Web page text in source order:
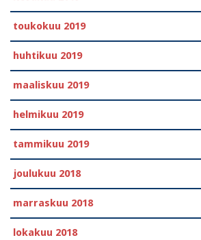
toukokuu 2019
huhtikuu 2019
maaliskuu 2019
helmikuu 2019
tammikuu 2019
joulukuu 2018
marraskuu 2018
lokakuu 2018